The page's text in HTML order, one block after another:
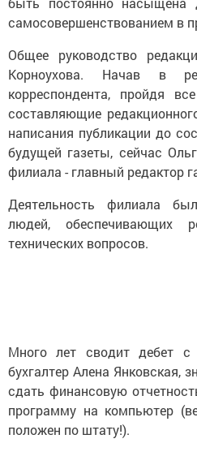
самосовершенствованием в
Общее руководство
Корноухова. Начав в
корреспондента, пройдя
составляющие
написания публикации до
будущей газеты, сейчас
филиала - главный редактор
Деятельность филиала
людей, обеспечивающих
технических вопросов.
Много лет сводит дебет
бухгалтер Алена Янковская,
сдать финансовую
программу на компьютер
положен по штату!).